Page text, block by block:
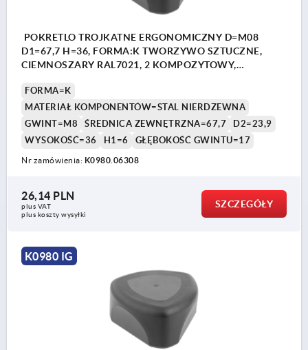
POKRETLO TROJKATNE ERGONOMICZNY D=M08
D1=67,7 H=36, FORMA:K TWORZYWO SZTUCZNE,
CIEMNOSZARY RAL7021, 2 KOMPOZYTOWY,
FORMA=K
MATERIAŁ KOMPONENTÓW=STAL NIERDZEWNA
GWINT=M8
ŚREDNICA ZEWNĘTRZNA=67,7
D2=23,9
WYSOKOŚĆ=36
H1=6 GŁĘBOKOŚĆ GWINTU=17
Nr zamówienia: K0980.06308
26,14 PLN
plus VAT
plus koszty wysyłki
SZCZEGÓŁY
K0980 IG